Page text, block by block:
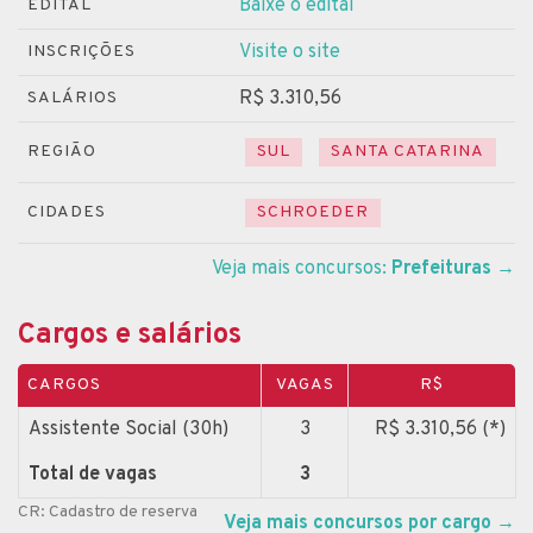
EDITAL Baixe o edital
INSCRIÇÕES Visite o site
SALÁRIOS R$ 3.310,56
REGIÃO SUL SANTA CATARINA
CIDADES SCHROEDER
Veja mais concursos: Prefeituras →
Cargos e salários
CARGOS VAGAS R$
Assistente Social (30h) 3
R$ 3.310,56 (*)
Total de vagas
3
CR: Cadastro de reserva Veja mais concursos por cargo →